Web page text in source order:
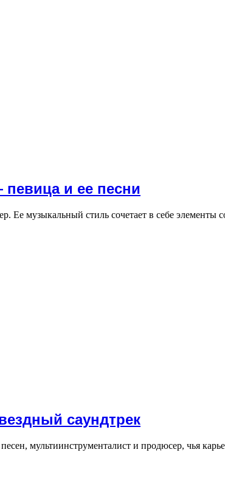
и ее песни
Ее музыкальный стиль сочетает в себе элементы
саундтрек
мультиинструменталист и продюсер, чья